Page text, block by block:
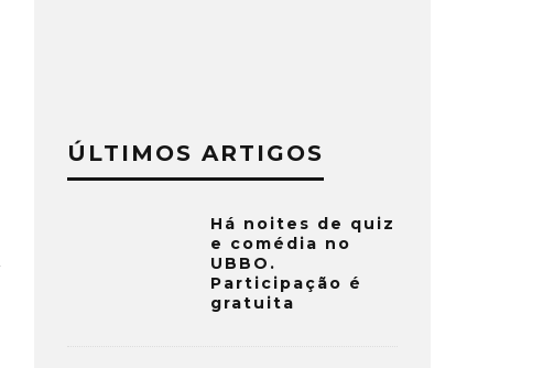
ÚLTIMOS ARTIGOS
Há noites de quiz
e comédia no
UBBO.
Participação é
gratuita